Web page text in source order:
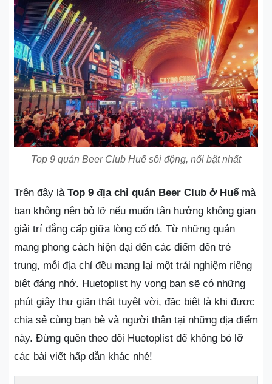
Top 9 quán Beer Club Huế sôi động, nổi bật nhất
Trên đây là Top 9 địa chỉ quán Beer Club ở Huếmà
bạn không nên bỏ lỡ nếu muốn tận hưởng không gian
giải trí đẳng cấp giữa lòng cố đô. Từ những quán
mang phong cách hiện đại đến các điểm đến trẻ
trung, mỗi địa chỉ đều mang lại một trải nghiệm riêng
biệt đáng nhớ. Huetoplist hy vọng bạn sẽ có những
phút giây thư giãn thật tuyệt vời, đặc biệt là khi được
chia sẻ cùng bạn bè và người thân tại những địa điểm
này. Đừng quên theo dõi Huetoplist để không bỏ lỡ
các bài viết hấp dẫn khác nhé!